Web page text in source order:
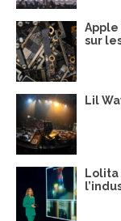
Apple
sur
Lil
Lolita